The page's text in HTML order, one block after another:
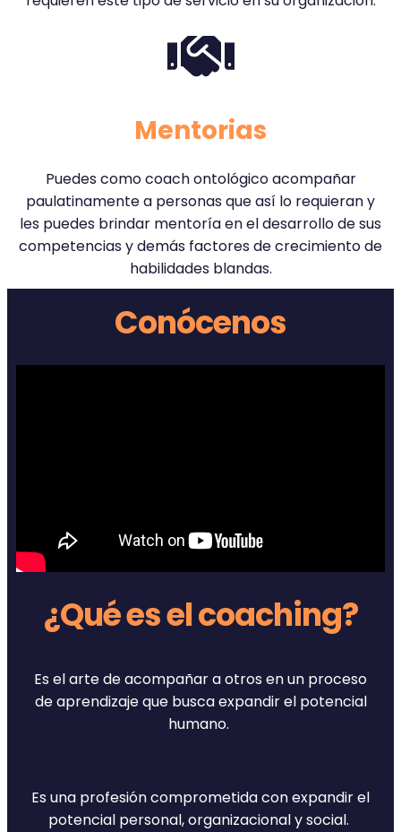
Mentorias
Puedes como coach ontológico acompañar
paulatinamente a personas que así lo requieran y
les puedes brindar mentoría en el desarrollo de sus
competencias y demás factores de crecimiento de
habilidades blandas.
Conócenos
¿Qué es el coaching?
Es el arte de acompañar a otros en un proceso
de aprendizaje que busca expandir el potencial
humano.
Es una profesión comprometida con expandir el
potencial personal, organizacional y social.